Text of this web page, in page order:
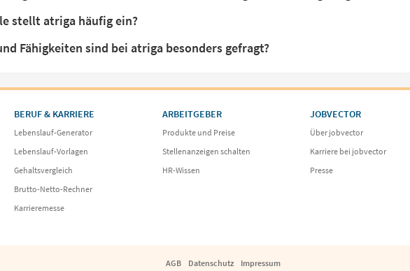
stellt atriga häufig ein?
Fähigkeiten sind bei atriga besonders gefragt?
BERUF & KARRIERE
Lebenslauf-Generator
Lebenslauf-Vorlagen
Gehaltsvergleich
Brutto-Netto-Rechner
Karrieremesse
ARBEITGEBER
Produkte und Preise
Stellenanzeigen schalten
HR-Wissen
JOBVECTOR
Über jobvector
Karriere bei jobvector
Presse
AGB Datenschutz Impressum